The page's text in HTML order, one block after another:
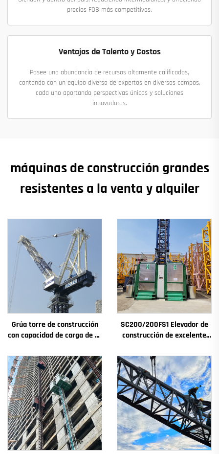
precios FOB más competitivos.
Ventajas de Talento y Costos
Posee una abundancia de recursos altamente calificados,
contando con un equipo diverso de expertos en diversos campos,
cada uno aportando perspectivas únicas y soluciones
innovadoras.
máquinas de construcción grandes
resistentes a la venta y alquiler
Grúa torre de construcción
con capacidad de carga de 4t
principales: caja de
engranajes, motor de
engranaje, rodamiento
SC200/200FS1 Elevador de
construcción de excelente
pozos de ascensores,
destinado a Argelia